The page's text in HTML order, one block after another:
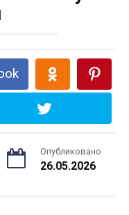
Опубликовано
26.05.2026